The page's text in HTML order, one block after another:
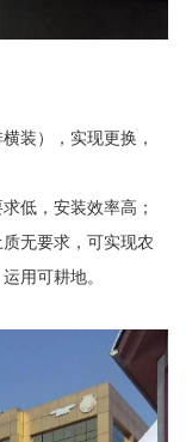
装），实现更换，
低，安装效率高；
无要求，可实现农
用可耕地。